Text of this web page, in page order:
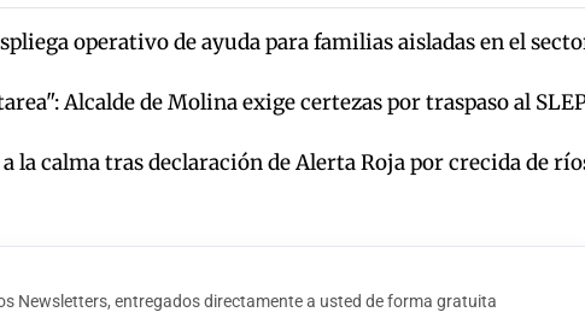
operativo de ayuda para familias aisladas en el
Alcalde de Molina exige certezas por traspaso al
la calma tras declaración de Alerta Roja por crecida de
Newsletters, entregados directamente a usted de forma gratuita